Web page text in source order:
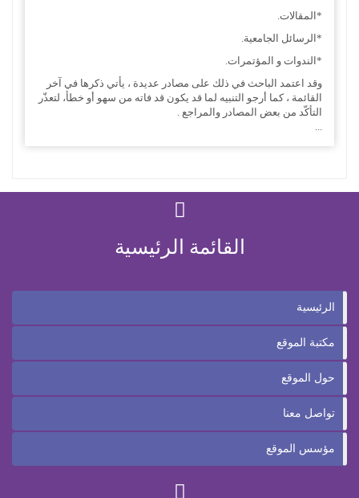
*المقالات.
*الرسائل الجامعية.
*الندوات و المؤتمرات.
وقد اعتمد الباحث في ذلك على مصادر عديدة ، يأتي ذكرها في آخر
القائمة ، كما أرجو التنبيه لما قد يكون قد فاته من سهو أو خطأ، لتعذّر
التأكّد من بعض المصادر والمراجع .
...
القائمة الرئيسية
الرئيسية
مكتبة الموقع
حول الموقع
تواصل معنا
مؤسس الموقع